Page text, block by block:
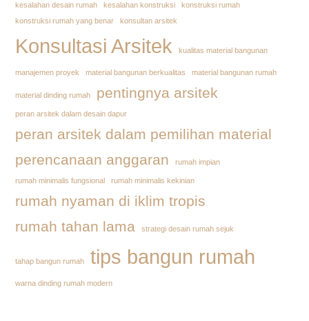
kesalahan desain rumah kesalahan konstruksi
konstruksi rumah
konstruksi rumah yang benar
konsultan arsitek
Konsultasi Arsitek kualitas material bangunan
manajemen proyek material bangunan berkualitas material bangunan rumah
material dinding rumah pentingnya arsitek
peran arsitek dalam desain dapur
peran arsitek dalam pemilihan material
perencanaan anggaran
rumah impian
rumah minimalis fungsional rumah minimalis kekinian
rumah nyaman di iklim tropis
rumah tahan lama
strategi desain rumah sejuk
tahap bangun rumah tips bangun rumah
warna dinding rumah modern